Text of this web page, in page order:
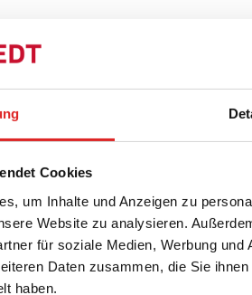
Cookies
um Inhalte und Anzeigen zu
Website zu analysieren.
für soziale Medien, Werbung
Daten zusammen, die Sie
haben.